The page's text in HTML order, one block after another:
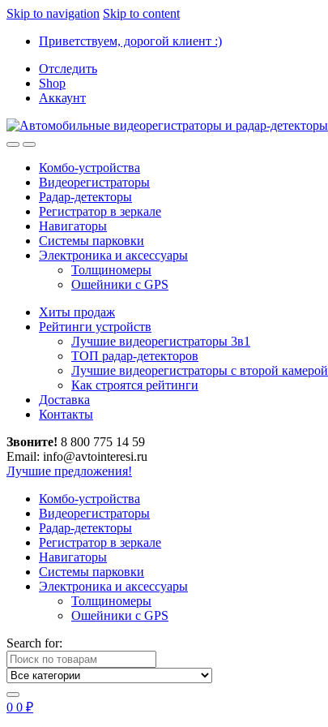
Skip to navigation Skip to content
Приветствуем, дорогой клиент :)
Отследить
Shop
Аккаунт
Комбо-устройства
Видеорегистраторы
Радар-детекторы
Регистратор в зеркале
Навигаторы
Системы парковки
Электроника и аксессуары
Толщиномеры
Ошейники с GPS
Хиты продаж
Рейтинги устройств
Лучшие видеорегистраторы 3в1
ТОП радар-детекторов
Лучшие видеорегистраторы с второй камерой
Как строятся рейтинги
Доставка
Контакты
Звоните! 8 800 775 14 59
Email: info@avtointeresi.ru
Лучшие предложения!
Комбо-устройства
Видеорегистраторы
Радар-детекторы
Регистратор в зеркале
Навигаторы
Системы парковки
Электроника и аксессуары
Толщиномеры
Ошейники с GPS
Search for:
0 0 ₽